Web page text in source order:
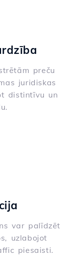
preču
juridiskas
distintīvu un
var palīdzēt
uzlabojot
piesaisti.